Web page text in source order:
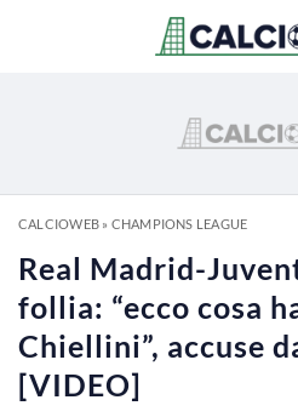
CALCIOWEB» CHAMPIONS LEAGUE
Real Madrid-
follia: “ecco cosa
Chiellini”, accuse
[VIDEO]